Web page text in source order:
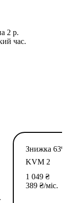
2 р.
час.
Знижка
KVM 2
1 049 ₴
389 ₴/міс.